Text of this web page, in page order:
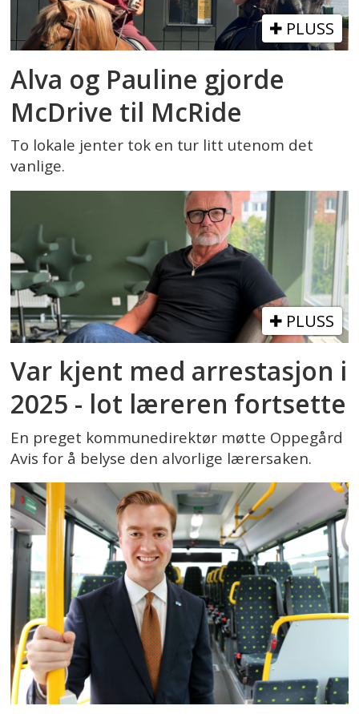
PLUSS
Alva og Pauline gjorde
McDrive til McRide
To lokale jenter tok en tur litt utenom det
vanlige.
PLUSS
Var kjent med arrestasjon i
2025 - lot læreren fortsette
En preget kommunedirektør møtte Oppegård
Avis for å belyse den alvorlige lærersaken.